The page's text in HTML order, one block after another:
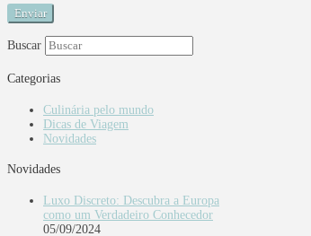
Buscar
Categorias
Culinária pelo mundo
Dicas de Viagem
Novidades
Novidades
Luxo Discreto: Descubra a Europa
como um Verdadeiro Conhecedor
05/09/2024